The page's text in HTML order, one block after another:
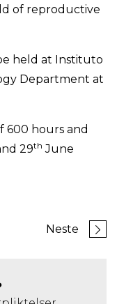
of reproductive
held at Instituto
Department at
600 hours and
29th June
Neste